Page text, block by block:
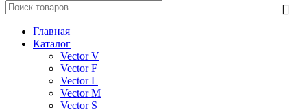
Главная
Каталог
Vector V
Vector F
Vector L
Vector M
Vector S